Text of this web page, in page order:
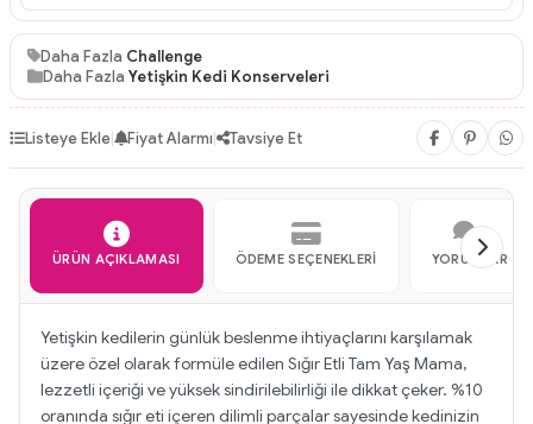
Daha Fazla Challenge
Daha Fazla Yetişkin Kedi Konserveleri
Listeye Ekle| Fiyat Alarmı| Tavsiye Et
ÜRÜN AÇIKLAMASI ÖDEME SEÇENEKLERI YORUMLAR
Yetişkin kedilerin günlük beslenme ihtiyaçlarını karşılamak
üzere özel olarak formüle edilen Sığır Etli Tam Yaş Mama,
lezzetli içeriği ve yüksek sindirilebilirliği ile dikkat çeker. %10
oranında sığır eti içeren dilimli parçalar sayesinde kedinizin